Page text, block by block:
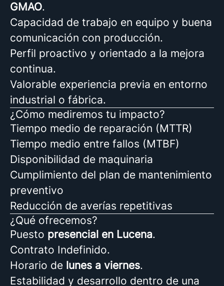
GMAO.
Capacidad de trabajo en equipo y buena
comunicación con producción.
Perfil proactivo y orientado a la mejora
continua.
Valorable experiencia previa en entorno
industrial o fábrica.
¿Cómo mediremos tu impacto?
Tiempo medio de reparación (MTTR)
Tiempo medio entre fallos (MTBF)
Disponibilidad de maquinaria
Cumplimiento del plan de mantenimiento
preventivo
Reducción de averías repetitivas
¿Qué ofrecemos?
Puesto presencial en Lucena.
Contrato Indefinido.
Horario de lunes a viernes.
Estabilidad y desarrollo dentro de una